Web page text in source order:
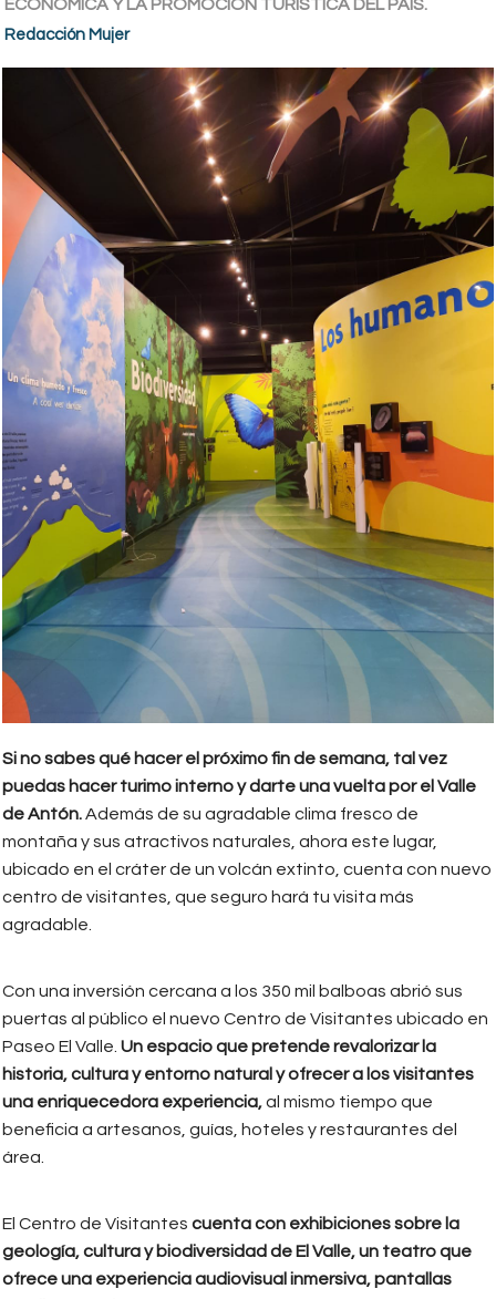
ECONÓMICA Y LA PROMOCIÓN TURÍSTICA DEL PAÍS.
Redacción Mujer
Si no sabes qué hacer el próximo fin de semana, tal vez
puedas hacer turimo interno y darte una vuelta por el Valle
de Antón.Además de su agradable clima fresco de
montaña y sus atractivos naturales, ahora este lugar,
ubicado en el cráter de un volcán extinto, cuenta con nuevo
centro de visitantes, que seguro hará tu visita más
agradable.
Con una inversión cercana a los 350 mil balboas abrió sus
puertas al público el nuevo Centro de Visitantes ubicado en
Paseo El Valle. Un espacio que pretende revalorizar la
historia, cultura y entorno natural y ofrecer a los visitantes
una enriquecedora experiencia,al mismo tiempo que
beneficia a artesanos, guías, hoteles y restaurantes del
área.
El Centro de Visitantes cuenta con exhibiciones sobre la
geología, cultura y biodiversidad de El Valle, un teatro que
ofrece una experiencia audiovisual inmersiva, pantallas